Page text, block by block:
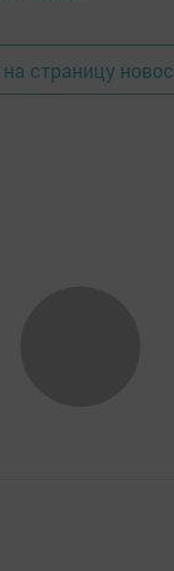
страницу